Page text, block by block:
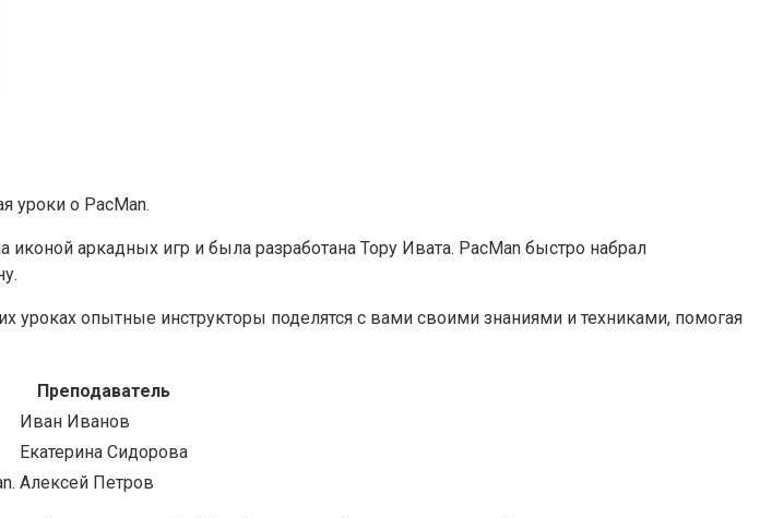
уроки о PacMan.
аркадных игр и была разработана Тору Ивата. PacMan быстро набрал
уроках опытные инструкторы поделятся с вами своими знаниями и техниками, помогая
Преподаватель
Иван Иванов
Екатерина Сидорова
Алексей Петров